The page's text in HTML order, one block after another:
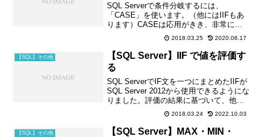
SQL Serverで条件分岐するには、
「CASE」を使います。（他にはIIFもあ
ります）CASEは応用がきき、非常に重
要な構文になります。CASEは 「値」で
分岐する 「式」で分岐することができま
す。CASE(値で分岐)--CASEで条件...
2018.03.25 2020.06.17
【SQL】その他
【SQL Server】IIF で値を評価す
る
SQL ServerでIF文を一つにまとめたIIFが
SQL Server 2012から使用できるようにな
りました。評価の結果に基づいて、他の2
つの引数のいずれかを返します。
ACCESS VBA、VBでおなじみの関数で
す。IIF構文IIF(式...
2018.03.24 2022.10.03
【SQL】その他
【SQL Server】MAX・MIN・